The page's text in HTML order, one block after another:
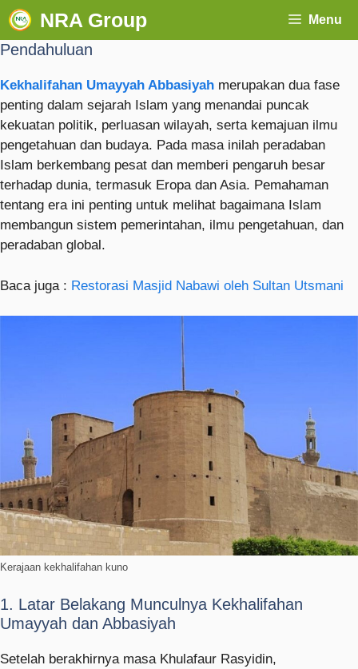
NRA Group Menu
Pendahuluan
Kekhalifahan Umayyah Abbasiyah merupakan dua fase
penting dalam sejarah Islam yang menandai puncak
kekuatan politik, perluasan wilayah, serta kemajuan ilmu
pengetahuan dan budaya. Pada masa inilah peradaban
Islam berkembang pesat dan memberi pengaruh besar
terhadap dunia, termasuk Eropa dan Asia. Pemahaman
tentang era ini penting untuk melihat bagaimana Islam
membangun sistem pemerintahan, ilmu pengetahuan, dan
peradaban global.
Baca juga : Restorasi Masjid Nabawi oleh Sultan Utsmani
Kerajaan kekhalifahan kuno
1. Latar Belakang Munculnya Kekhalifahan
Umayyah dan Abbasiyah
Setelah berakhirnya masa Khulafaur Rasyidin,